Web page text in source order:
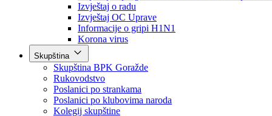
Obavještenja i izvještaji
Obavještenja Vlade
Izvještajno prognozna služba Ministarstva privrede
Izvještaj o radu
Izvještaj OC Uprave
Informacije o gripi H1N1
Korona virus
Skupština
Skupština BPK Goražde
Rukovodstvo